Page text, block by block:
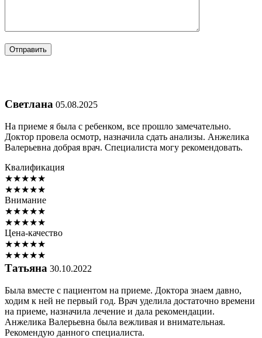
Светлана 05.08.2025
На приеме я была с ребенком, все прошло замечательно.
Доктор провела осмотр, назначила сдать анализы. Анжелика
Валерьевна добрая врач. Специалиста могу рекомендовать.
Квалификация
★★★★★
★★★★★
Внимание
★★★★★
★★★★★
Цена-качество
★★★★★
★★★★★
Татьяна 30.10.2022
Была вместе с пациентом на приеме. Доктора знаем давно,
ходим к ней не первый год. Врач уделила достаточно времени
на приеме, назначила лечение и дала рекомендации.
Анжелика Валерьевна была вежливая и внимательная.
Рекомендую данного специалиста.